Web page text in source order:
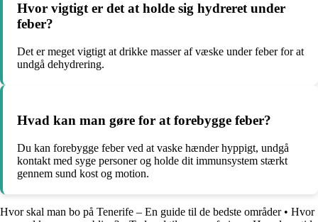
Hvor vigtigt er det at holde sig hydreret under
feber?
Det er meget vigtigt at drikke masser af væske under feber for at
undgå dehydrering.
Hvad kan man gøre for at forebygge feber?
Du kan forebygge feber ved at vaske hænder hyppigt, undgå
kontakt med syge personer og holde dit immunsystem stærkt
gennem sund kost og motion.
Hvor skal man bo på Tenerife – En guide til de bedste områder• Hvor